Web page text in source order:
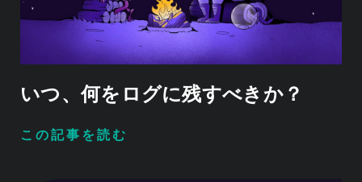
いつ、何をログに残すべきか？
この記事を読む